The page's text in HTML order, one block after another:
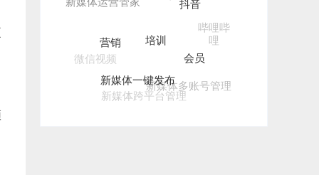
哔哩哔
哩
微信视频
新媒体多账号管理
新媒体跨平台管理
新媒体一键发布